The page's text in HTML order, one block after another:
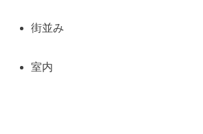
街並み
室内